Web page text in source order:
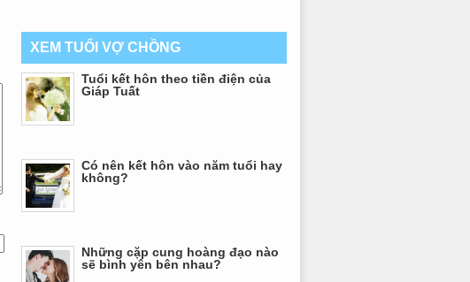
XEM TUỔI VỢ CHỒNG
Tuổi kết hôn theo tiền điện của
Giáp Tuất
Có nên kết hôn vào năm tuổi hay
không?
Những cặp cung hoàng đạo nào
sẽ bình yên bên nhau?